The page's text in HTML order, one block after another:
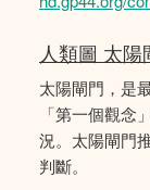
人類圖 太
太陽閘門，是
「第一個觀
況。太陽閘門
判斷。